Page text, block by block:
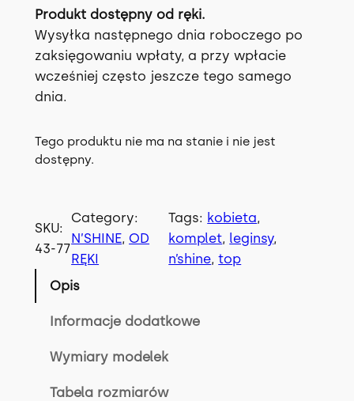
Produkt dostępny od ręki.
Wysyłka następnego dnia roboczego po
zaksięgowaniu wpłaty, a przy wpłacie
wcześniej często jeszcze tego samego
dnia.
Tego produktu nie ma na stanie i nie jest
dostępny.
SKU:
43-77
Category:
N’SHINE, OD
RĘKI
Tags: kobieta
komplet, leginsy
n’shine, top
Opis
Informacje dodatkowe
Wymiary modelek
Tabela rozmiarów